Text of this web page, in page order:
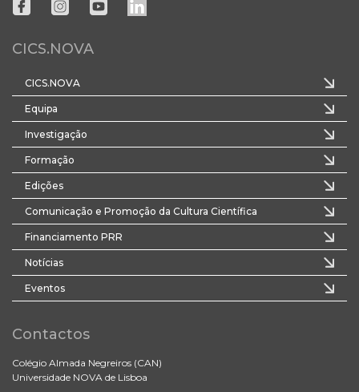
CICS.NOVA
CICS.NOVA
Equipa
Investigação
Formação
Edições
Comunicação e Promoção da Cultura Científica
Financiamento PRR
Notícias
Eventos
Contactos
Colégio Almada Negreiros (CAN)
Universidade NOVA de Lisboa